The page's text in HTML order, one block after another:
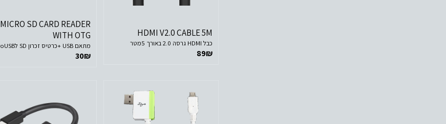
HDMI V2.0 CABLE 5M
כבל HDMI גרסה 2.0 באורך 5מטר
89₪
MICRO SD CARD READER
WITH OTG
מתאם USB +כרטיס זכרון SD לMicroUSB
30₪